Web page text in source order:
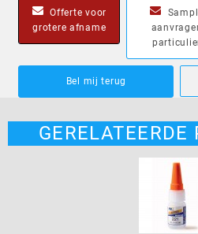
Offerte voor
grotere afname
Bel mij terug
GERELATEERDE